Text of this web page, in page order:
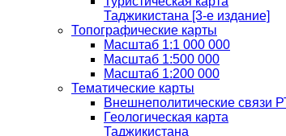
Таджикистана [3-е издание]
Топографические карты
Масштаб 1:1 000 000
Масштаб 1:500 000
Масштаб 1:200 000
Тематические карты
Внешнеполитические связи
Геологическая карта
Таджикистана